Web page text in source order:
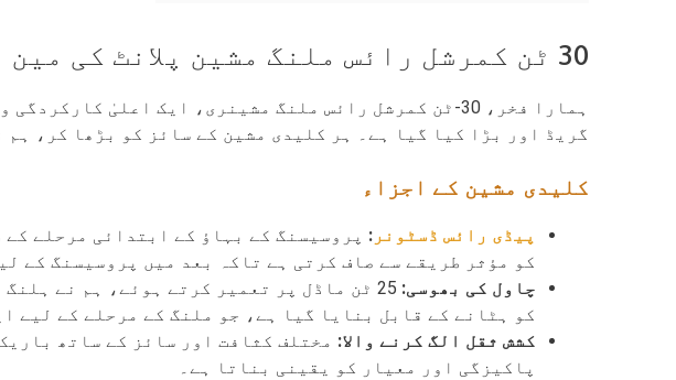
30 ٹن کمرشل رائس ملنگ مشین پلانٹ کی مین مشینیں
گریڈ اور بڑا کیا گیا ہے۔ ہر کلیدی مشین کے سائز کو بڑھا کر، ہم
کلیدی مشین کے اجزاء
پیڈی رائس ڈسٹونر: پروسیسنگ کے بہاؤ کے ابتدائی مرحلے
کو مؤثر طریقے سے صاف کرتی ہے تاکہ بعد میں پروسیسنگ کے
چاول کی بھوسی:
25 ٹن ماڈل پر تعمیر کرتے ہوئے، ہم نے
کو ہٹانے کے قابل بنایا گیا ہے، جو ملنگ کے مرحلے کے لیے
کشش ثقل الگ کرنے والا: مختلف کثافت اور سائز کے ساتھ
پاکیزگی اور معیار کو یقینی بناتا ہے۔